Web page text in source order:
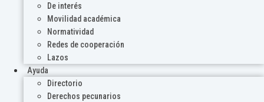
De interés
Movilidad académica
Normatividad
Redes de cooperación
Lazos
Ayuda
Directorio
Derechos pecunarios